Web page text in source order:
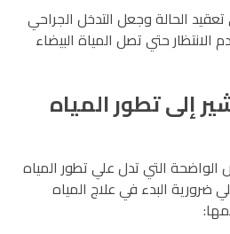
تعقيد الحالة وجعل التدخل الجراحي
الانتظار حتي تصل المياة البيضاء
إلى تطور المياه
التي تدل علي تطور المياه
ضرورية البدء في علاج المياه